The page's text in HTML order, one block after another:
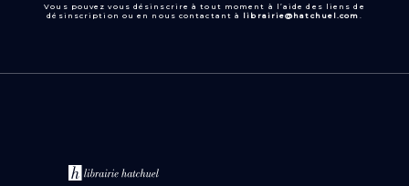
Vous pouvez vous désinscrire à tout moment à l’aide des liens de
désinscription ou en nous contactant à librairie@hatchuel.com .